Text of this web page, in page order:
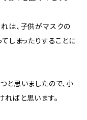
は、子供がマスクの
しまったりすることに
と思いましたので、小
ばと思います。